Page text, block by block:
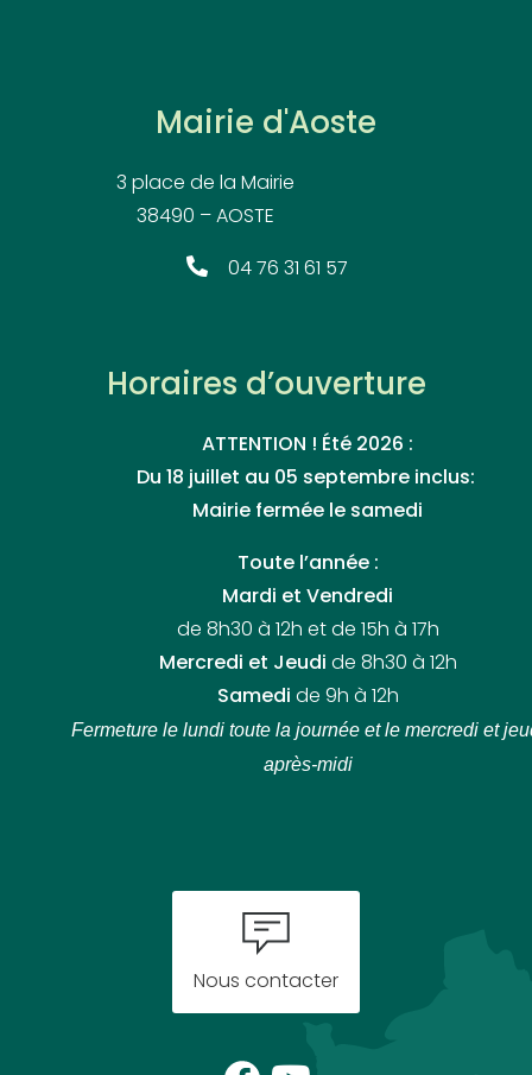
Mairie d'Aoste
3 place de la Mairie
38490 – AOSTE
04 76 31 61 57
Horaires d’ouverture
ATTENTION ! Été 2026 :
Du 18 juillet au 05 septembre inclus:
Mairie fermée le samedi
Toute l’année :
Mardi et Vendredi
de 8h30 à 12h et de 15h à 17h
Mercredi et Jeudi de 8h30 à 12h
Samedi de 9h à 12h
Fermeture le lundi toute la journée et le mercredi et
après-midi
Nous contacter